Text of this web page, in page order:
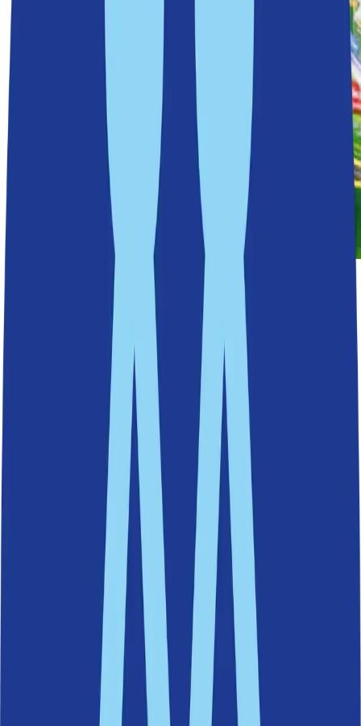
MSB rekommenderar alla att ha mat hemma så att man
klarar sig en vecka utan el, värme och vatten. Då är
konserver, torrvaror och olja bra att ha hemma! Tänk på
att välja kaloririk mat i ditt matförråd, och att du har
tillgång till exempelvis ett stormkök för att koka sånt
som ris och pasta.
Om utbildningen
Medveten, redo, trygg består av fyra avsnitt som tar cirka 45 minuter
vardera att göra. Du väljer vilken del du vill göra och behöver inte
göra allt på en gång. Ett femte alternativ innehåller alla avsnitten om
du vill göra alla i rad.
Du behöver tillgång till wifi och kan genomföra utbildningen på
dator, surfplatta eller smartphone.
Utbildningen hittar du på Nacka kommuns hemsida, klicka HÄR
Lokal broschyr om krisberedskap i
Nacka kommun har även tagit fram broschyren Om krisen kommer
till Nacka – var förbered! Det är en lokal version av broschyren Om
krisen eller kriget kommer som Myndigheten för samhällsskydd och
beredskap (MSB) tar fram och förmedlar till alla hushåll i Sverige.
Broschyren finns tillgängligt digitalt och för nedladdning på
Läs och ladda ner broschyren här.